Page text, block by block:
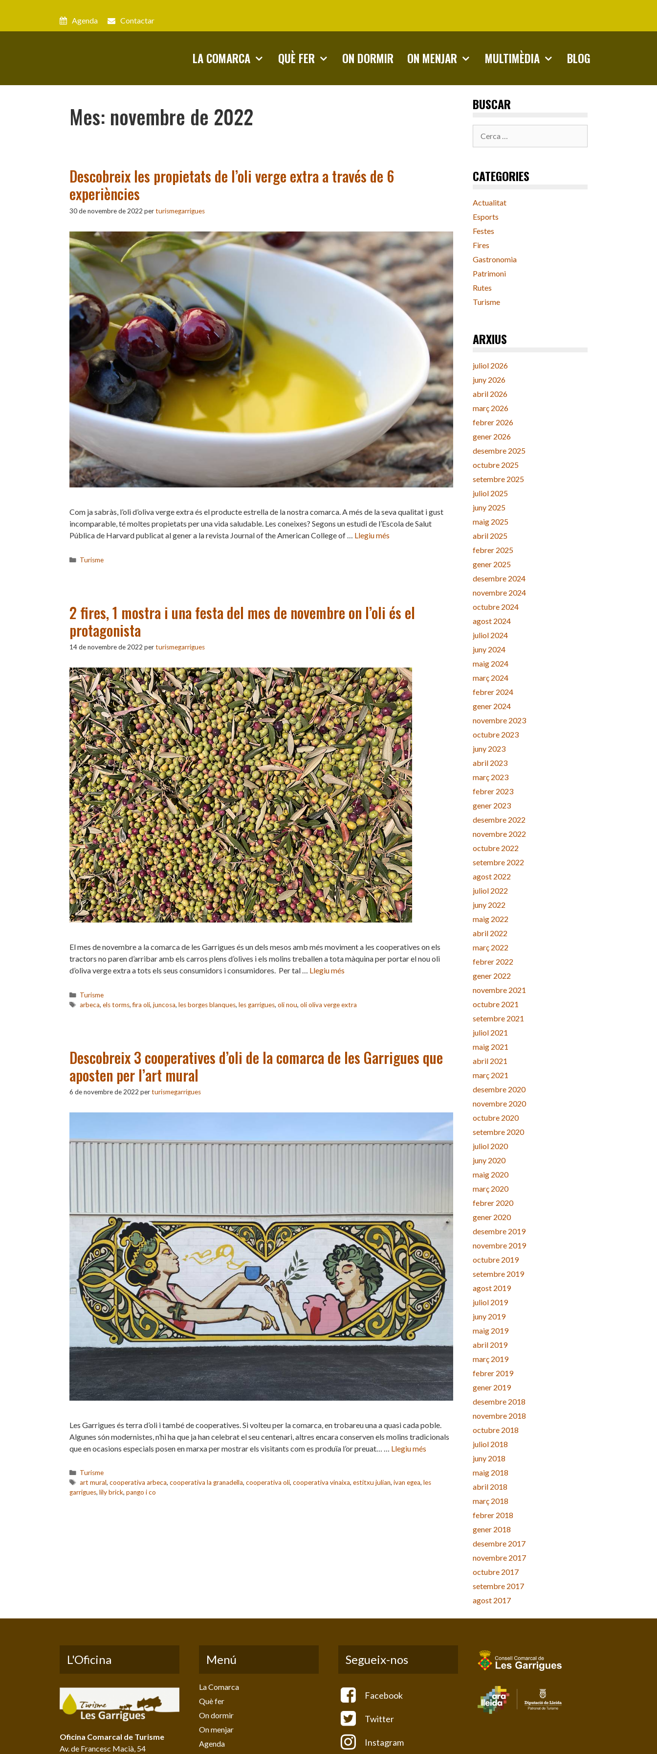
Agenda Contactar
LA COMARCA QUÈ FER ON DORMIR ON MENJAR MULTIMÈDIA BLOG
Mes: novembre de 2022
Descobreix les propietats de l’oli verge extra a través de 6
experiències
30 de novembre de 2022 perturismegarrigues
Com ja sabràs, l’oli d’oliva verge extra és el producte estrella de la nostra comarca. A més de la seva qualitat i gust
incomparable, té moltes propietats per una vida saludable. Les coneixes? Segons un estudi de l’Escola de Salut
Pública de Harvard publicat al gener a la revista Journal of the American College of … Llegiu més
Categories
Turisme
2 fires, 1 mostra i una festa del mes de novembre on l’oli és el
protagonista
14 de novembre de 2022 perturismegarrigues
El mes de novembre a la comarca de les Garrigues és un dels mesos amb més moviment a les cooperatives on els
tractors no paren d’arribar amb els carros plens d’olives i els molins treballen a tota màquina per portar el nou oli
d’oliva verge extra a tots els seus consumidors i consumidores. Per tal … Llegiu més
Categories
Turisme
Etiquetes
arbeca,els torms,fira oli,juncosa,les borges blanques,les garrigues,oli nou,oli oliva verge extra
Descobreix 3 cooperatives d’oli de la comarca de les Garrigues que
aposten per l’art mural
6 de novembre de 2022 perturismegarrigues
Les Garrigues és terra d’oli i també de cooperatives. Si volteu per la comarca, en trobareu una a quasi cada poble.
Algunes són modernistes, n’hi ha que ja han celebrat el seu centenari, altres encara conserven els molins tradicionals
que en ocasions especials posen en marxa per mostrar els visitants com es produïa l’or preuat… … Llegiu més
Categories
Turisme
Etiquetes
art mural,cooperativa arbeca,cooperativa la granadella,cooperativa oli,cooperativa vinaixa,estitxu julian,ivan egea,les
garrigues, lily brick, pango i co
BUSCAR
CATEGORIES
Actualitat
Esports
Festes
Fires
Gastronomia
Patrimoni
Rutes
Turisme
ARXIUS
juliol 2026
juny 2026
abril 2026
març 2026
febrer 2026
gener 2026
desembre 2025
octubre 2025
setembre 2025
juliol 2025
juny 2025
maig 2025
abril 2025
febrer 2025
gener 2025
desembre 2024
novembre 2024
octubre 2024
agost 2024
juliol 2024
juny 2024
maig 2024
març 2024
febrer 2024
gener 2024
novembre 2023
octubre 2023
juny 2023
abril 2023
març 2023
febrer 2023
gener 2023
desembre 2022
novembre 2022
octubre 2022
setembre 2022
agost 2022
juliol 2022
juny 2022
maig 2022
abril 2022
març 2022
febrer 2022
gener 2022
novembre 2021
octubre 2021
setembre 2021
juliol 2021
maig 2021
abril 2021
març 2021
desembre 2020
novembre 2020
octubre 2020
setembre 2020
juliol 2020
juny 2020
maig 2020
març 2020
febrer 2020
gener 2020
desembre 2019
novembre 2019
octubre 2019
setembre 2019
agost 2019
juliol 2019
juny 2019
maig 2019
abril 2019
març 2019
febrer 2019
gener 2019
desembre 2018
novembre 2018
octubre 2018
juliol 2018
juny 2018
maig 2018
abril 2018
març 2018
febrer 2018
gener 2018
desembre 2017
novembre 2017
octubre 2017
setembre 2017
agost 2017
L'Oficina
Oficina Comarcal de Turisme
Av. de Francesc Macià, 54
Menú
La Comarca
Què fer
On dormir
On menjar
Agenda
Segueix-nos
Facebook
Twitter
Instagram